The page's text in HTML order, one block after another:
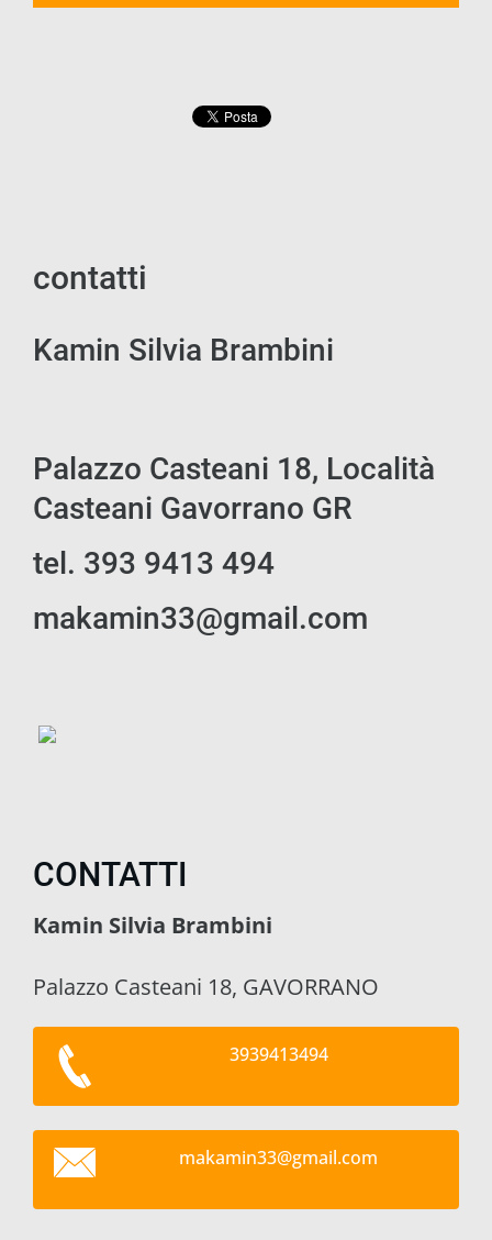
contatti
Kamin Silvia Brambini
Palazzo Casteani 18, Località
Casteani Gavorrano GR
tel. 393 9413 494
makamin33@gmail.com
CONTATTI
Kamin Silvia Brambini
Palazzo Casteani 18, GAVORRANO
3939413494
makamin33@gmail.com